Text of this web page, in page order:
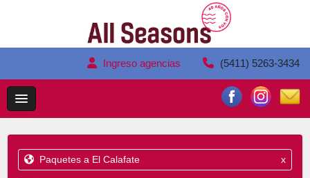
Ingreso agencias (5411) 5263-3434
Paquetes a El Calafate x